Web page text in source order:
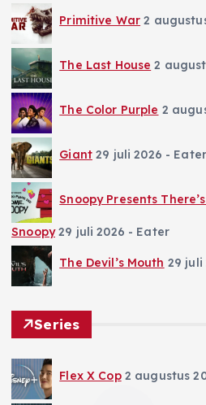
Primitive War 2
The Last House 2
The Color Purple 2
Giant 29 juli 2026 - Eater
Snoopy Presents
Snoopy 29 juli 2026 - Eater
The Devil’s Mouth 29 juli
Series
Flex X Cop 2 augustus